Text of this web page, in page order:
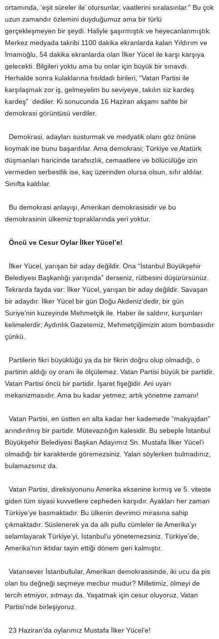
ortamında, ‘eşit süreler ile’ otursunlar, vaatlerini sıralasınlar.” Bu çok
uzun zamandır özlemini duyduğumuz ama bir türlü
gerçekleşmeyen bir şeydi. Haliyle şaşırmıştık ve heyecanlanmıştık.
Merkez medyada takribi 1100 dakika ekranlarda kalan Yıldırım ve
İmamoğlu, 54 dakika ekranlarda olan İlker Yücel ile karşı karşıya
gelecekti. Bilgileri yoktu ama bu onlar için büyük bir sınavdı.
Herhalde sonra kulaklarına fısıldadı birileri, “Vatan Partisi ile
karşılaşmak zor iş, gelmeyelim bu seviyeye, takılın siz kardeş
kardeş” dediler. Ki sonucunda 16 Haziran akşamı sahte bir
demokrasi görüntüsü verdiler.
Demokrasi, adayları susturmak ve medyatik olanı göz önüne
koymak ise bunu başardılar. Ama demokrasi; Türkiye ve Atatürk
düşmanları haricinde tarafsızlık, cemaatlere ve bölücülüğe izin
vermeden serbestlik ise, kaç üzerinden olursa olsun, sıfır aldılar.
Sınıfta kaldılar.
Bu demokrasi anlayışı, Amerikan demokrasisidir ve bu
demokrasinin ülkemiz topraklarında yeri yoktur.
Öncü ve Cesur Oylar İlker Yücel’e!
İlker Yücel, yarışan bir aday değildir. Ona “İstanbul Büyükşehir
Belediyesi Başkanlığı yarışında” derseniz, rütbesini düşürürsünüz.
Tekrarda fayda var: İlker Yücel, yarışan bir aday değildir. Savaşan
bir adaydır. İlker Yücel bir gün Doğu Akdeniz’dedir, bir gün
Suriye’nin kuzeyinde Mehmetçik ile. Haber ile saldırır, kurşunları
kelimelerdir; Aydınlık Gazetemiz, Mehmetçiğimizin atom bombasıdır
çünkü.
Partilerin fikri büyüklüğü ya da bir fikrin doğru olup olmadığı, o
partinin aldığı oy oranı ile ölçülemez. Vatan Partisi büyük bir partidir.
Vatan Partisi öncü bir partidir. İşaret fişeğidir. Ani uyarı
mekanizmasıdır. Ama bu kadar yetmez; artık yönetme zamanı!
Vatan Partisi, en üstten en alta kadar her kademede “makyajdan”
arındırılmış bir partidir. Mütevazılığın kalesidir. Bu sebeple İstanbul
Büyükşehir Belediyesi Başkan Adayımız Sn. Mustafa İlker Yücel’i
olmadığı bir karakterde göremezsiniz. Yalan söylerken bulmadınız,
bulamazsınız da.
Vatan Partisi, direksiyonunu Amerika eksenine kırmış ve 5. viteste
giden tüm siyasi kuvvetlere cepheden karşıdır. Ayakları her zaman
Türkiye’ye basmaktadır. Bu ülkenin devrimci mirasına sahip
çıkmaktadır. Süslenerek ya da allı pullu cümleler ile Amerika’yı
selamlayarak Türkiye’yi, İstanbul’u yönetemezsiniz. Türkiye’de,
Amerika’nın iktidar tayin ettiği dönem geri kalmıştır.
Vatansever İstanbullular, Amerikan demokrasisinde, iki ucu da pis
olan bu değneği seçmeye mecbur mudur? Milletimiz, ölmeyi de
tercih etmiyor, sıtmayı da. Yaşatmak için cesur oluyoruz, Vatan
Partisi’nde birleşiyoruz.
23 Haziran’da oylarımız Mustafa İlker Yücel’e!